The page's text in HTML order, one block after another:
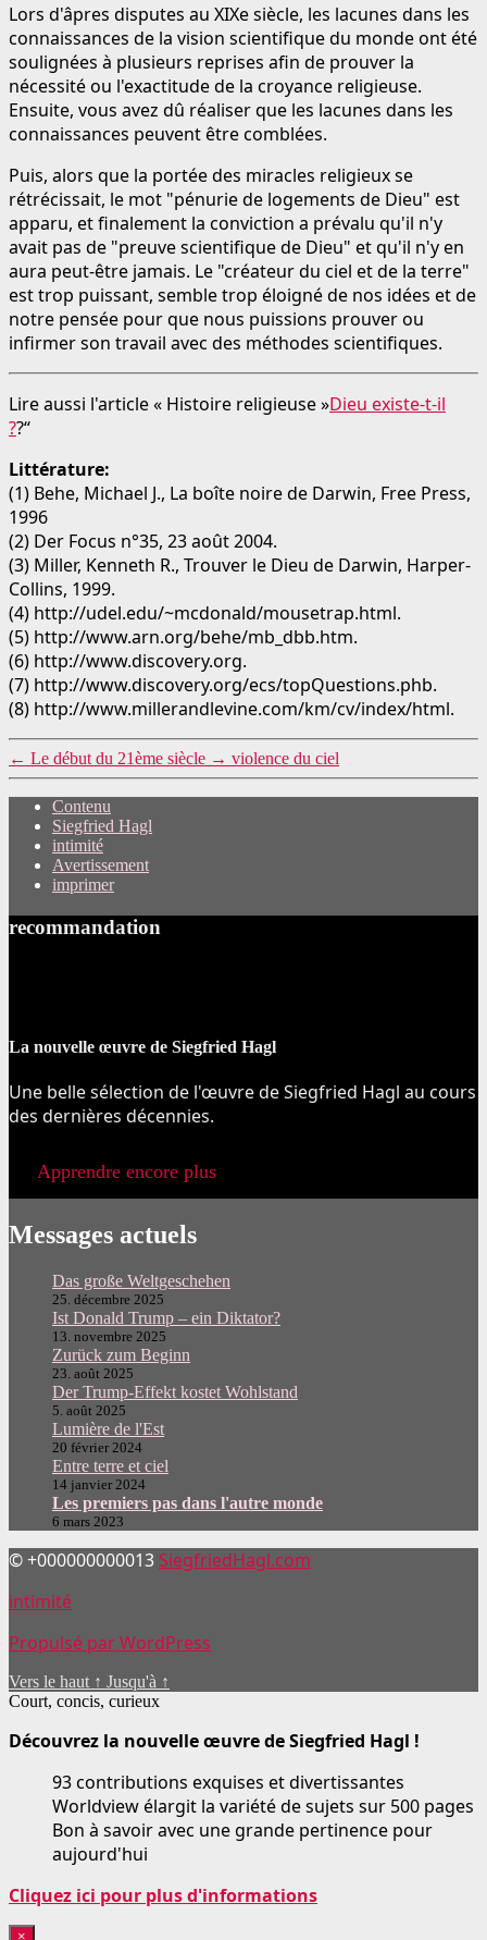
Lors d'âpres disputes au XIXe siècle, les lacunes dans les
connaissances de la vision scientifique du monde ont été
soulignées à plusieurs reprises afin de prouver la
nécessité ou l'exactitude de la croyance religieuse.
Ensuite, vous avez dû réaliser que les lacunes dans les
connaissances peuvent être comblées.
Puis, alors que la portée des miracles religieux se
rétrécissait, le mot "pénurie de logements de Dieu" est
apparu, et finalement la conviction a prévalu qu'il n'y
avait pas de "preuve scientifique de Dieu" et qu'il n'y en
aura peut-être jamais. Le "créateur du ciel et de la terre"
est trop puissant, semble trop éloigné de nos idées et de
notre pensée pour que nous puissions prouver ou
infirmer son travail avec des méthodes scientifiques.
Lire aussi l'article « Histoire religieuse »Dieu existe-t-il
??“
Littérature:
(1) Behe, Michael J., La boîte noire de Darwin, Free Press,
1996
(2) Der Focus n°35, 23 août 2004.
(3) Miller, Kenneth R., Trouver le Dieu de Darwin, Harper-
Collins, 1999.
(4) http://udel.edu/~mcdonald/mousetrap.html.
(5) http://www.arn.org/behe/mb_dbb.htm.
(6) http://www.discovery.org.
(7) http://www.discovery.org/ecs/topQuestions.phb.
(8) http://www.millerandlevine.com/km/cv/index/html.
← Le début du 21ème siècle → violence du ciel
Contenu
Siegfried Hagl
intimité
Avertissement
imprimer
recommandation
La nouvelle œuvre de Siegfried Hagl
Une belle sélection de l'œuvre de Siegfried Hagl au cours
des dernières décennies.
Apprendre encore plus
Messages actuels
Das große Weltgeschehen
25. décembre 2025
Ist Donald Trump – ein Diktator?
13. novembre 2025
Zurück zum Beginn
23. août 2025
Der Trump-Effekt kostet Wohlstand
5. août 2025
Lumière de l'Est
20 février 2024
Entre terre et ciel
14 janvier 2024
Les premiers pas dans l'autre monde
6 mars 2023
© +000000000013 SiegfriedHagl.com
intimité
Propulsé par WordPress
Vers le haut ↑ Jusqu'à ↑
Court, concis, curieux
Découvrez la nouvelle œuvre de Siegfried Hagl !
93 contributions exquises et divertissantes
Worldview élargit la variété de sujets sur 500 pages
Bon à savoir avec une grande pertinence pour
aujourd'hui
Cliquez ici pour plus d'informations
×